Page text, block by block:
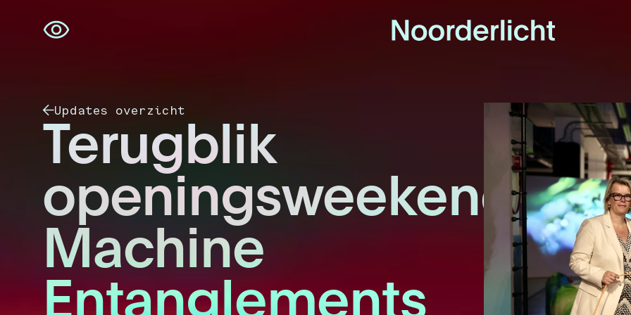
Navigatie
overslaan
Updates overzicht
Terugblik
openingsweekend
Machine
Entanglements